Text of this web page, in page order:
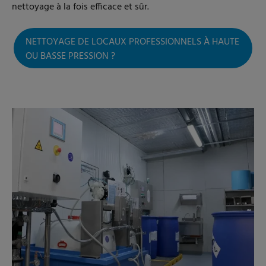
nettoyage à la fois efficace et sûr.
NETTOYAGE DE LOCAUX PROFESSIONNELS À HAUTE
OU BASSE PRESSION ?